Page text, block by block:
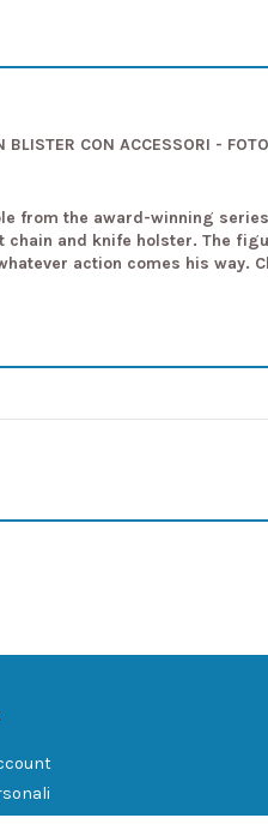
CON ACCESSORI - FOTO
from the award-winning
and knife holster. The
action comes his way.